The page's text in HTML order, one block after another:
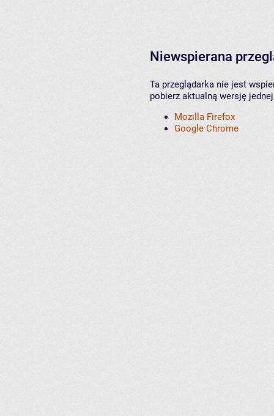
Niewspierana
Ta przeglądarka nie jest
pobierz aktualną wersję
Mozilla Firefox
Google Chrome